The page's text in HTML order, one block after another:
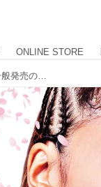
ONLINE STORE